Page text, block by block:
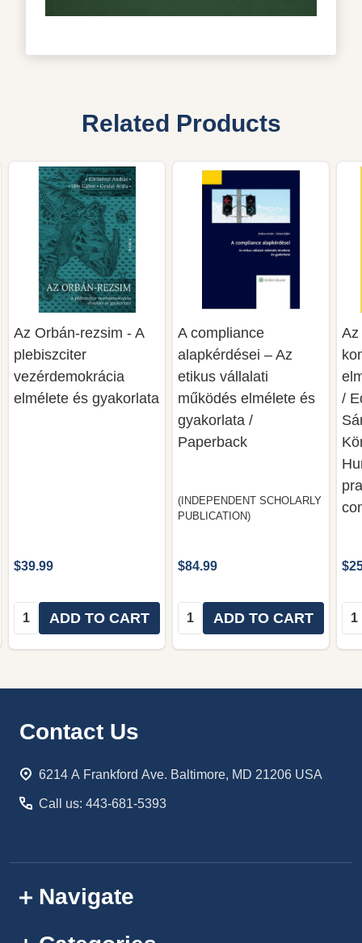
Related Products
Az Orbán-rezsim - A
plebiszciter
vezérdemokrácia
elmélete és gyakorlata
$39.99
Quantity:ADD TO CART
A compliance
alapkérdései – Az
etikus vállalati
működés elmélete és
gyakorlata /
Paperback
(INDEPENDENT SCHOLARLY
PUBLICATION)
$84.99
Quantity:ADD TO CART
Az
/
Footer
Contact Us
6214 A Frankford Ave. Baltimore, MD 21206 USA
Call us: 443-681-5393
Navigate